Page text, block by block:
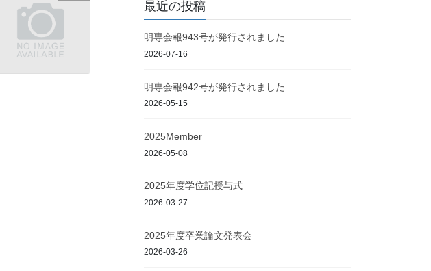
最近の投稿
明専会報943号が発行されました
2026-07-16
明専会報942号が発行されました
2026-05-15
2025Member
2026-05-08
2025年度学位記授与式
2026-03-27
2025年度卒業論文発表会
2026-03-26